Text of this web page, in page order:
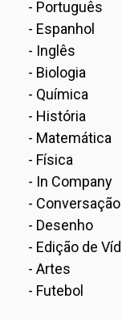
- Português
- Espanhol
- Inglês
- Biologia
- Química
- História
- Matemática
- Física
- In Company
- Conversação
- Desenho
- Edição de
- Artes
- Futebol